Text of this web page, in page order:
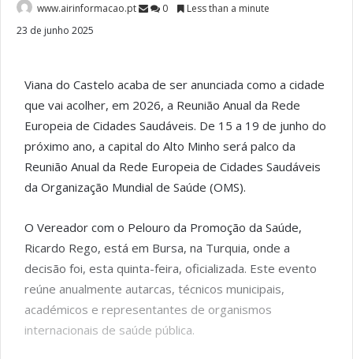
www.airinformacao.pt 0
Less than a minute
23 de junho 2025
Viana do Castelo acaba de ser anunciada como a cidade
que vai acolher, em 2026, a Reunião Anual da Rede
Europeia de Cidades Saudáveis. De 15 a 19 de junho do
próximo ano, a capital do Alto Minho será palco da
Reunião Anual da Rede Europeia de Cidades Saudáveis
da Organização Mundial de Saúde (OMS).
O Vereador com o Pelouro da Promoção da Saúde,
Ricardo Rego, está em Bursa, na Turquia, onde a
decisão foi, esta quinta-feira, oficializada. Este evento
reúne anualmente autarcas, técnicos municipais,
académicos e representantes de organismos
internacionais de saúde pública.